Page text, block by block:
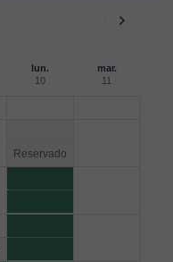
lun.
10
mar.
11
Reservado